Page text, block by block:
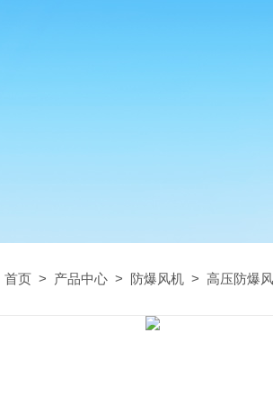
首页 > 产品中心 > 防爆风机 > 高压防爆